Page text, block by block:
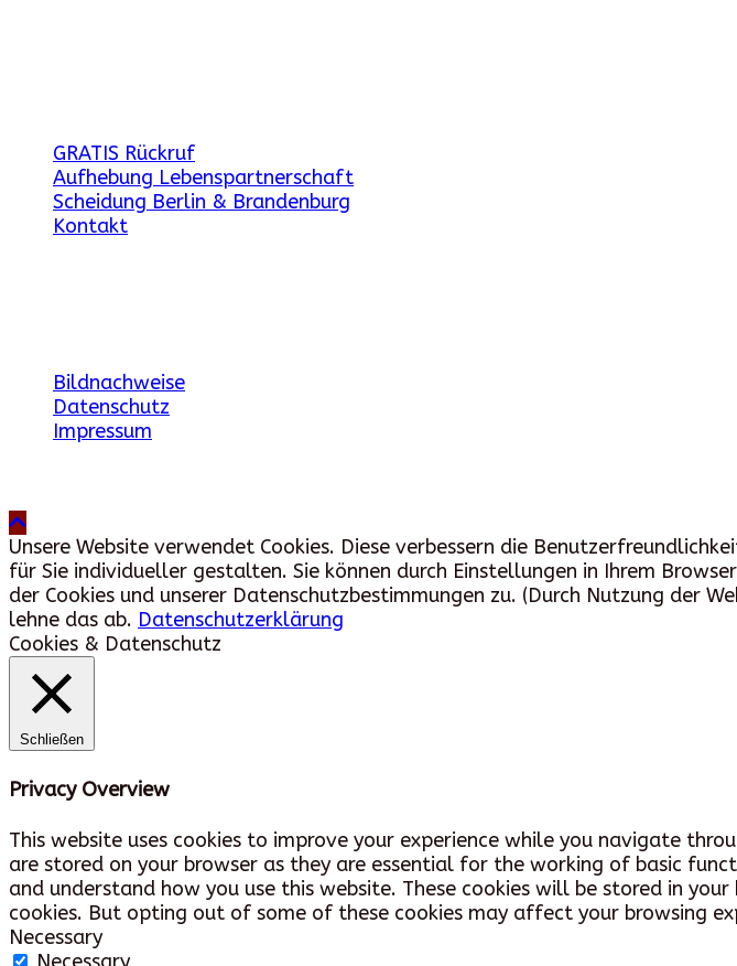
GRATIS Rückruf
Aufhebung Lebenspartnerschaft
Scheidung Berlin & Brandenburg
Kontakt
Bildnachweise
Datenschutz
Impressum
Unsere Website verwendet Cookies. Diese verbessern die
für Sie individueller gestalten. Sie können durch Einstellungen in Ihrem
der Cookies und unserer Datenschutzbestimmungen zu. (Durch Nutzung der
lehne das ab. Datenschutzerklärung
Cookies & Datenschutz
Schließen
Privacy Overview
This website uses cookies to improve your experience while you navigate
are stored on your browser as they are essential for the working of basic
and understand how you use this website. These cookies will be stored in
cookies. But opting out of some of these cookies may affect your browsing
Necessary